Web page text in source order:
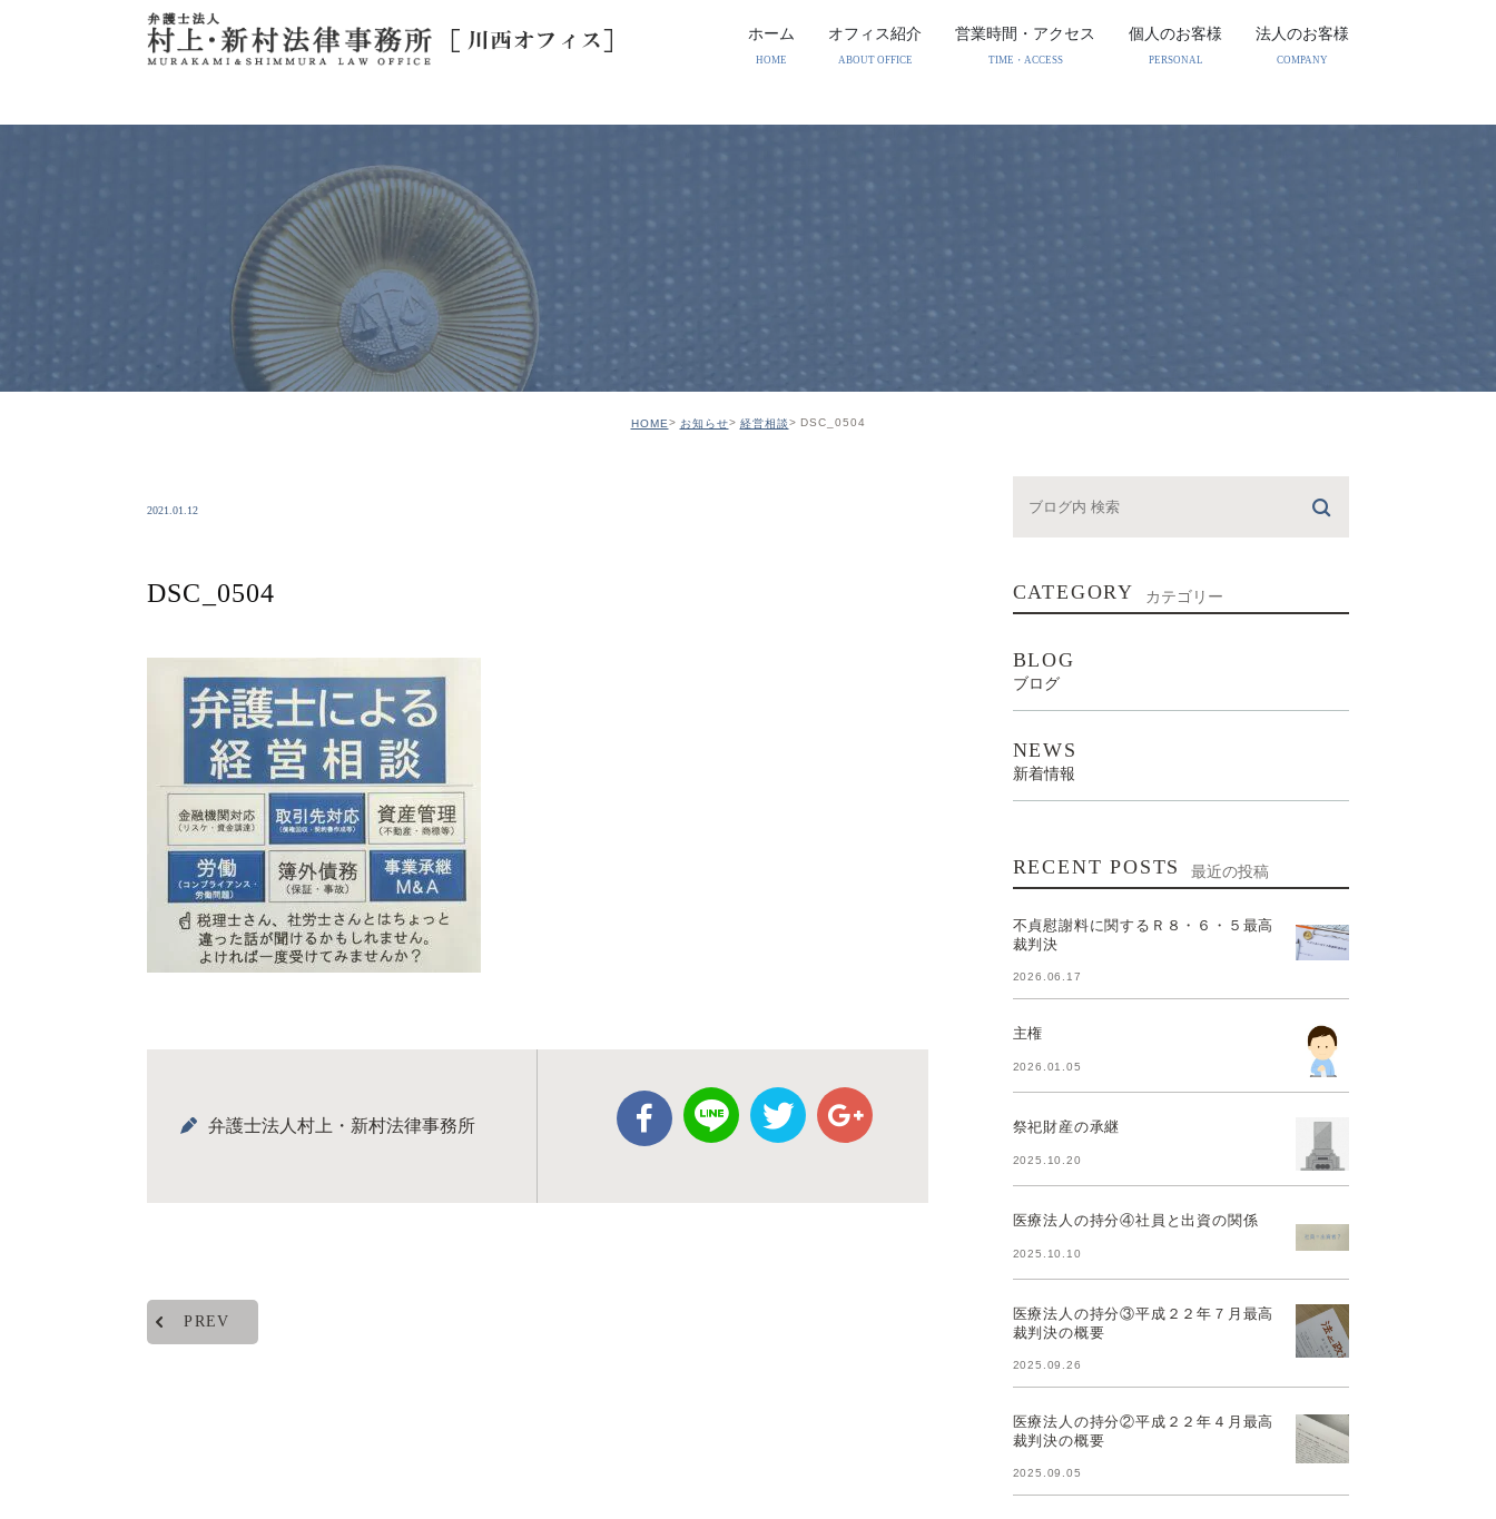
ホーム
HOME
オフィス紹介
ABOUT OFFICE
営業時間・アクセス
TIME・ACCESS
個人のお客様
PERSONAL
債務整理・消費者破産
刑事事件
離婚・親権・財産分与
法人のお客様
COMPANY
危機管理・コンプライア
HOME お知らせ 経営相談 DSC_0504
2021.01.12
DSC_0504
弁護士法人村上・新村法律事務所
PREV
CATEGORY カテゴリー
BLOG
ブログ
NEWS
新着情報
RECENT POSTS 最近の投稿
不貞慰謝料に関するＲ８・６・５最高
裁判決
2026.06.17
主権
2026.01.05
祭祀財産の承継
2025.10.20
医療法人の持分④社員と出資の関係
2025.10.10
医療法人の持分③平成２２年７月最高
裁判決の概要
2025.09.26
医療法人の持分②平成２２年４月最高
裁判決の概要
2025.09.05